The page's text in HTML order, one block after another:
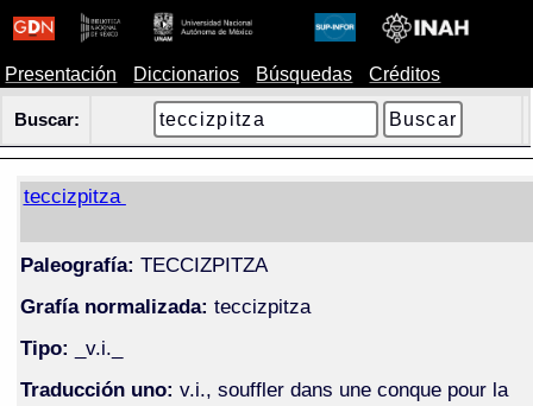
Presentación Diccionarios Búsquedas Créditos
Buscar:
teccizpitza
Paleografía: TECCIZPITZA
Grafía normalizada: teccizpitza
Tipo: _v.i._
Traducción uno: v.i., souffler dans une conque pour la